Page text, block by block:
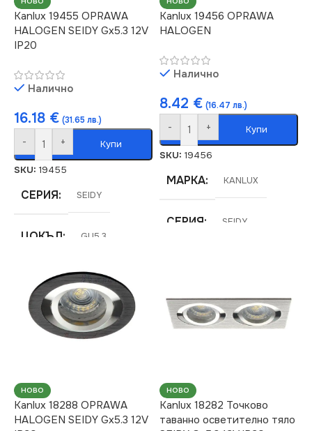
Kanlux 19455 OPRAWA
HALOGEN SEIDY Gx5.3 12V
IP20
Налично
16.18 € (31.65 лв.)
- + Купи
SKU: 19455
СЕРИЯ SEIDY
ЦОКЪЛ GU5.3
СТЕПЕН НА ЗАЩИТА
IP20
12V
НАЧИН НА МОНТАЖ
Kanlux 19456 OPRAWA
HALOGEN
Налично
8.42 € (16.47 лв.)
- + Купи
SKU: 19456
МАРКА KANLUX
СЕРИЯ SEIDY
СТЕПЕН НА ЗАЩИТА
Стая,за Дневна,за
НОВО
Kanlux 18288 OPRAWA
HALOGEN SEIDY Gx5.3 12V
НОВО
Kanlux 18282 Точково
таванно осветително тяло